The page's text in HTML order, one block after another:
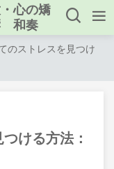
心の矯
和奏
のストレスを見つけ
ける方法：